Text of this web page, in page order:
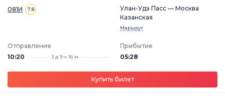
081И 7.8
Улан-Удэ Пасс — Москва
Казанская
Маршрут
Отправление
10:20
3 д 9 ч 16 м
Прибытие
05:28
Купить билет